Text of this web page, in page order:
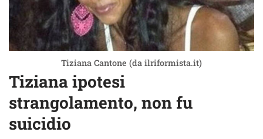
Tiziana Cantone (da ilriformista.it)
Tiziana ipotesi
strangolamento, non fu
suicidio